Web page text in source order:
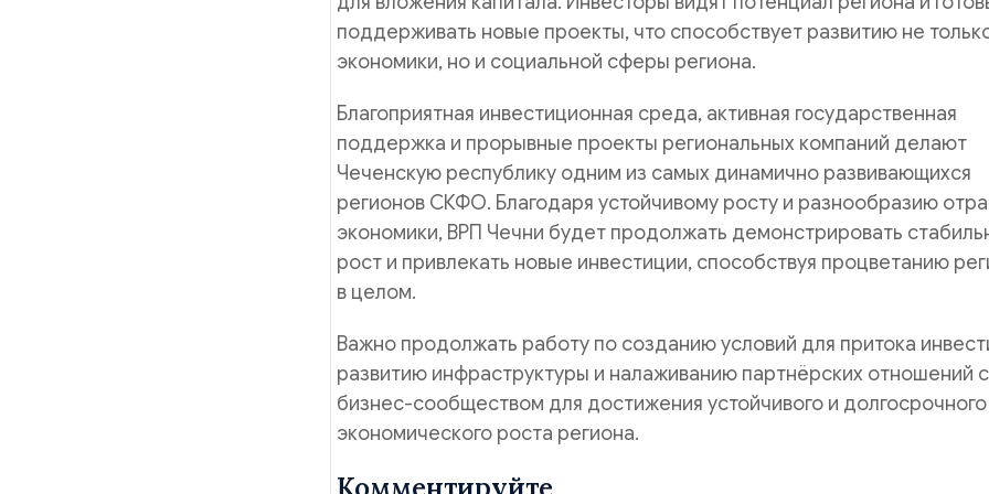
поддерживать новые проекты, что способствует развитию не
экономики, но и социальной сферы региона.
Благоприятная инвестиционная среда, активная государственная
поддержка и прорывные проекты региональных компаний делают
Чеченскую республику одним из самых динамично развивающихся
регионов СКФО. Благодаря устойчивому росту и разнообразию
экономики, ВРП Чечни будет продолжать демонстрировать
рост и привлекать новые инвестиции, способствуя процветанию
в целом.
Важно продолжать работу по созданию условий для притока
развитию инфраструктуры и налаживанию партнёрских отношений с
бизнес-сообществом для достижения устойчивого и долгосрочного
экономического роста региона.